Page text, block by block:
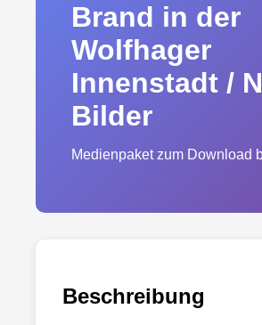
Brand in der
Wolfhager
Innenstadt /
Bilder
Medienpaket zum Download
Beschreibung